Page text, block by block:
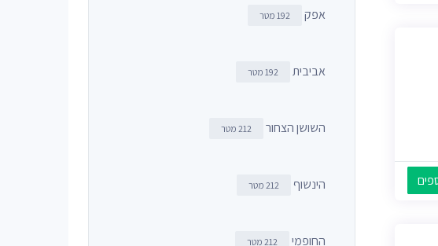
אפק 192 מטר
אביבית 192 מטר
השושן הצחור 212 מטר
הינשוף 212 מטר
החופמי 212 מטר